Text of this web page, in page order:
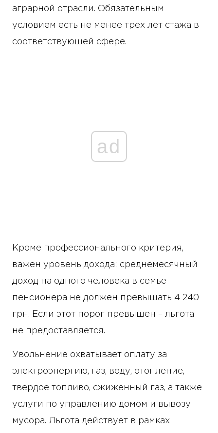
аграрной отрасли. Обязательным
условием есть не менее трех лет стажа в
соответствующей сфере.
ad
Кроме профессионального критерия,
важен уровень дохода: среднемесячный
доход на одного человека в семье
пенсионера не должен превышать 4 240
грн. Если этот порог превышен – льгота
не предоставляется.
Увольнение охватывает оплату за
электроэнергию, газ, воду, отопление,
твердое топливо, сжиженный газ, а также
услуги по управлению домом и вывозу
мусора. Льгота действует в рамках